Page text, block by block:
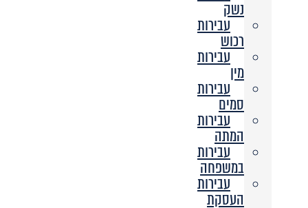
נשק
עבירות
רכוש
עבירות
מין
עבירות
סמים
עבירות
המתה
עבירות
במשפחה
עבירות
העסקת